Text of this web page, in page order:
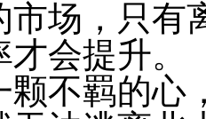
市场，只有
会提升。
颗不羁的心